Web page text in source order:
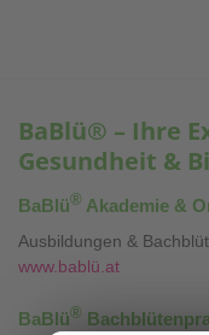
BaBlü® – Ihre
Gesundheit &
BaBlü® Akademie &
Ausbildungen &
www.bablü.at
BaBlü®